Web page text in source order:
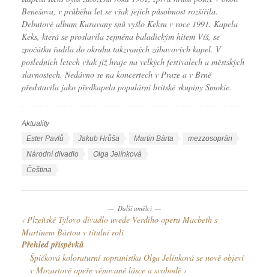
Benešova, v průběhu let se však jejich působnost rozšířila.
Debutové album Karavany snů vyšlo Keksu v roce 1991. Kapela
Keks, která se proslavila zejména baladickým hitem Víš, se
zpočátku řadila do okruhu takzvaných zábavových kapel. V
posledních letech však již hraje na velkých festivalech a městských
slavnostech. Nedávno se na koncertech v Praze a v Brně
představila jako předkapela populární britské skupiny Smokie.
R
k
Aktuality
Š
k
Ester Pavlů Jakub Hrůša Martin Bárta
mezzosoprán
Národní divadlo
Olga Jelínková
k
y
Čeština
Další umělci
Plzeňské Tylovo divadlo uvede Verdiho operu Macbeth s
Martinem Bártou v titulní roli
Přehled příspěvků
Špičková koloraturní sopranistka Olga Jelínková se nově objeví
v Mozartově opeře věnované lásce a svobodě